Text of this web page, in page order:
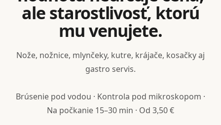
ale starostlivosť, ktorú
mu venujete.
Nože, nožnice, mlynčeky, kutre, krájače, kosačky aj
gastro servis.
Brúsenie pod vodou · Kontrola pod mikroskopom ·
Na počkanie 15–30 min · Od 3,50 €